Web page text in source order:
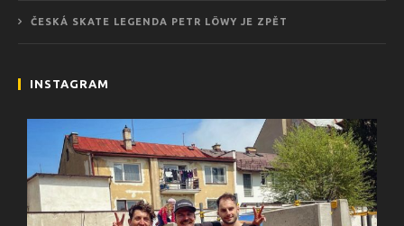
ČESKÁ SKATE LEGENDA PETR LÖWY JE ZPĚT
INSTAGRAM